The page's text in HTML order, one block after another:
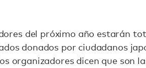
del próximo año estarán
donados por ciudadanos
organizadores dicen que son